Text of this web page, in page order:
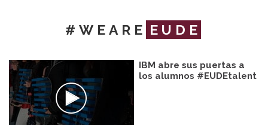
#WEARE EUDE
IBM abre sus puertas a
los alumnos #EUDEtalent